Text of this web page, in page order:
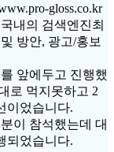
gloss.co.kr
내의 검색엔진최
방안, 광고/홍보
앞에두고 진행했
로 먹지못하고 2
이었습니다.
이 참석했는데 대
되었습니다.